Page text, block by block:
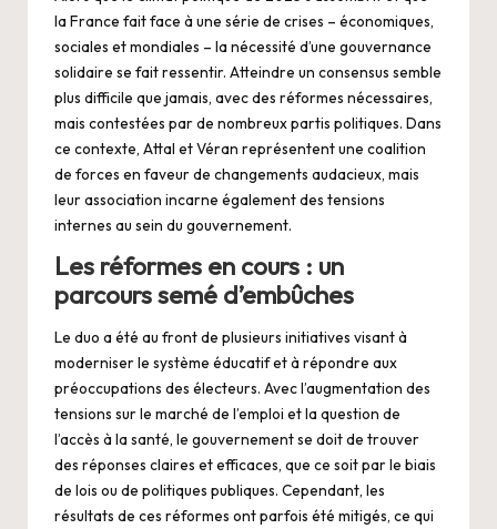
la France fait face à une série de crises – économiques,
sociales et mondiales – la nécessité d’une gouvernance
solidaire se fait ressentir. Atteindre un consensus semble
plus difficile que jamais, avec des réformes nécessaires,
mais contestées par de nombreux partis politiques. Dans
ce contexte, Attal et Véran représentent une coalition
de forces en faveur de changements audacieux, mais
leur association incarne également des tensions
internes au sein du gouvernement.
Les réformes en cours : un
parcours semé d’embûches
Le duo a été au front de plusieurs initiatives visant à
moderniser le système éducatif et à répondre aux
préoccupations des électeurs. Avec l’augmentation des
tensions sur le marché de l’emploi et la question de
l’accès à la santé, le gouvernement se doit de trouver
des réponses claires et efficaces, que ce soit par le biais
de lois ou de politiques publiques. Cependant, les
résultats de ces réformes ont parfois été mitigés, ce qui